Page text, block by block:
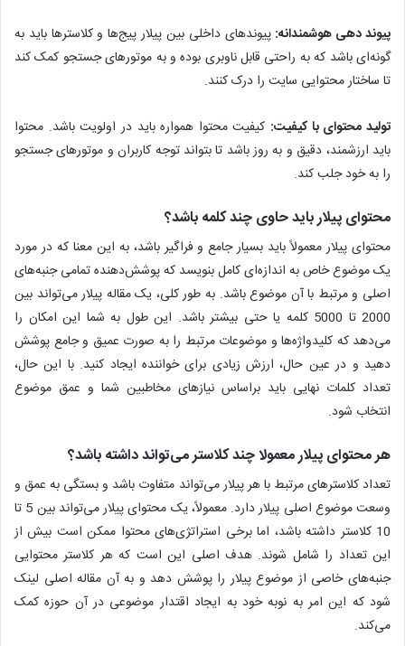
پیوند دهی هوشمندانه: پیوندهای داخلی بین پیلار پیج‌ها و کلاسترها باید به
گونه‌ای باشد که به راحتی قابل ناوبری بوده و به موتورهای جستجو کمک کند
تا ساختار محتوایی سایت را درک کنند.
تولید محتوای با کیفیت: کیفیت محتوا همواره باید در اولویت باشد. محتوا
باید ارزشمند، دقیق و به روز باشد تا بتواند توجه کاربران و موتورهای جستجو
را به خود جلب کند.
محتوای پیلار باید حاوی چند کلمه باشد؟
محتوای پیلار معمولاً باید بسیار جامع و فراگیر باشد، به این معنا که در مورد
یک موضوع خاص به اندازه‌ای کامل بنویسد که پوشش‌دهنده تمامی جنبه‌های
اصلی و مرتبط با آن موضوع باشد. به طور کلی، یک مقاله پیلار می‌تواند بین
2000 تا 5000 کلمه یا حتی بیشتر باشد. این طول به شما این امکان را
می‌دهد که کلیدواژه‌ها و موضوعات مرتبط را به صورت عمیق و جامع پوشش
دهید و در عین حال، ارزش زیادی برای خواننده ایجاد کنید. با این حال،
تعداد کلمات نهایی باید براساس نیازهای مخاطبین شما و عمق موضوع
انتخاب شود.
هر محتوای پیلار معمولا چند کلاستر می‌تواند داشته باشد؟
تعداد کلاسترهای مرتبط با هر پیلار می‌تواند متفاوت باشد و بستگی به عمق و
وسعت موضوع اصلی پیلار دارد. معمولاً، یک محتوای پیلار می‌تواند بین 5 تا
10 کلاستر داشته باشد، اما برخی استراتژی‌های محتوا ممکن است بیش از
این تعداد را شامل شوند. هدف اصلی این است که هر کلاستر محتوایی
جنبه‌های خاصی از موضوع پیلار را پوشش دهد و به آن مقاله اصلی لینک
شود که این امر به نوبه خود به ایجاد اقتدار موضوعی در آن حوزه کمک
می‌کند.